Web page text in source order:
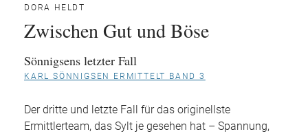
DORA HELDT
Zwischen Gut und Böse
Sönnigsens letzter Fall
KARL SÖNNIGSEN ERMITTELT BAND 3
Der dritte und letzte Fall für das originellste
Ermittlerteam, das Sylt je gesehen hat – Spannung,